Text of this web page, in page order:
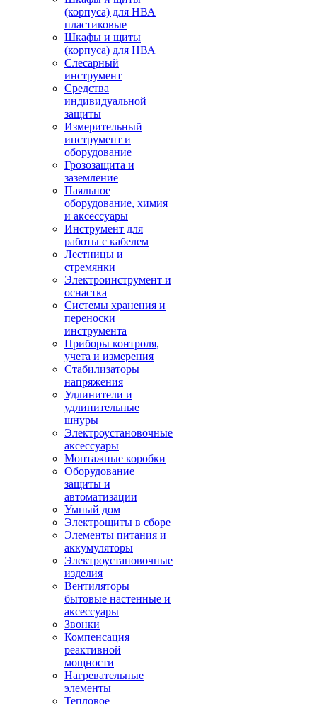
(корпуса) для НВА
пластиковые
Шкафы и щиты
(корпуса) для НВА
Слесарный
инструмент
Средства
индивидуальной
защиты
Измерительный
инструмент и
оборудование
Грозозащита и
заземление
Паяльное
оборудование, химия
и аксессуары
Инструмент для
работы с кабелем
Лестницы и
стремянки
Электроинструмент и
оснастка
Системы хранения и
переноски
инструмента
Приборы контроля,
учета и измерения
Стабилизаторы
напряжения
Удлинители и
удлинительные
шнуры
Электроустановочные
аксессуары
Монтажные коробки
Оборудование
защиты и
автоматизации
Умный дом
Электрощиты в сборе
Элементы питания и
аккумуляторы
Электроустановочные
изделия
Вентиляторы
бытовые настенные и
аксессуары
Звонки
Компенсация
реактивной
мощности
Нагревательные
элементы
Тепловое